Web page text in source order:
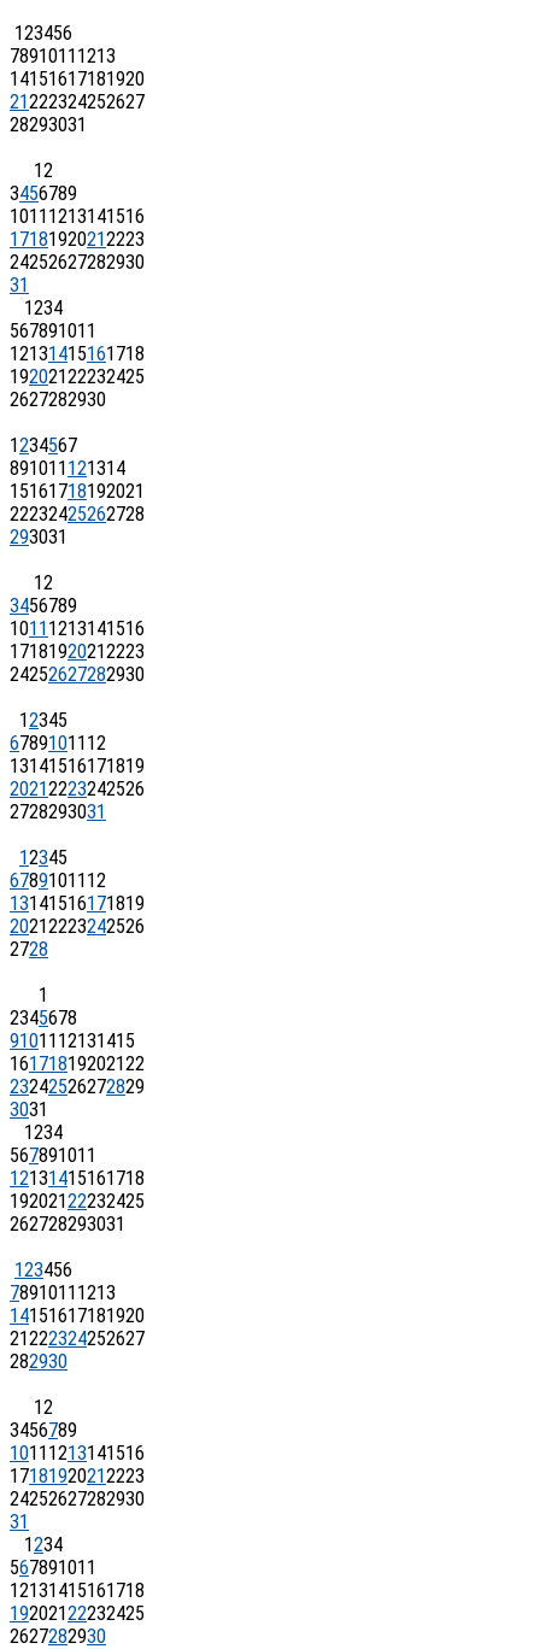
123456
78910111213
14151617181920
21222324252627
28293031
12
3456789
10111213141516
17181920212223
24252627282930
31
1234
567891011
12131415161718
19202122232425
2627282930
1234567
891011121314
15161718192021
22232425262728
293031
12
3456789
10111213141516
17181920212223
24252627282930
12345
6789101112
13141516171819
20212223242526
2728293031
12345
6789101112
13141516171819
20212223242526
2728
1
2345678
9101112131415
16171819202122
23242526272829
3031
1234
567891011
12131415161718
19202122232425
262728293031
123456
78910111213
14151617181920
21222324252627
282930
12
3456789
10111213141516
17181920212223
24252627282930
31
1234
567891011
12131415161718
19202122232425
2627282930